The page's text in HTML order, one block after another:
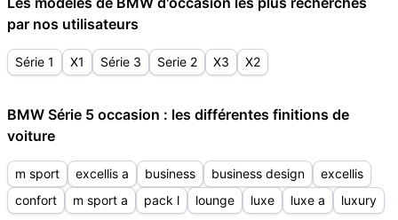
par nos utilisateurs
Série 1 X1 Série 3 Serie 2 X3 X2
BMW Série 5 occasion : les différentes finitions de
voiture
m sport excellis a business business design
excellis
confort
m sport a pack l lounge luxe luxe a luxury